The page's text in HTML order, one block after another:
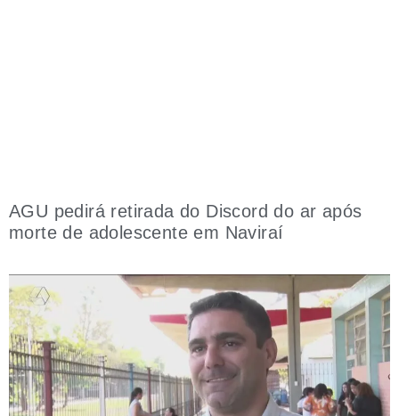
AGU pedirá retirada do Discord do ar após
morte de adolescente em Naviraí